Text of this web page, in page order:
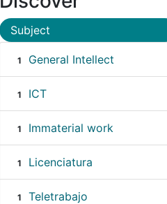
Subject
1 General Intellect
1 ICT
1 Immaterial work
1 Licenciatura
1 Teletrabajo